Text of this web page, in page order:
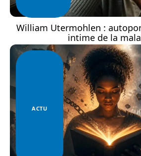
William Utermohlen :
intime de la
ACTU